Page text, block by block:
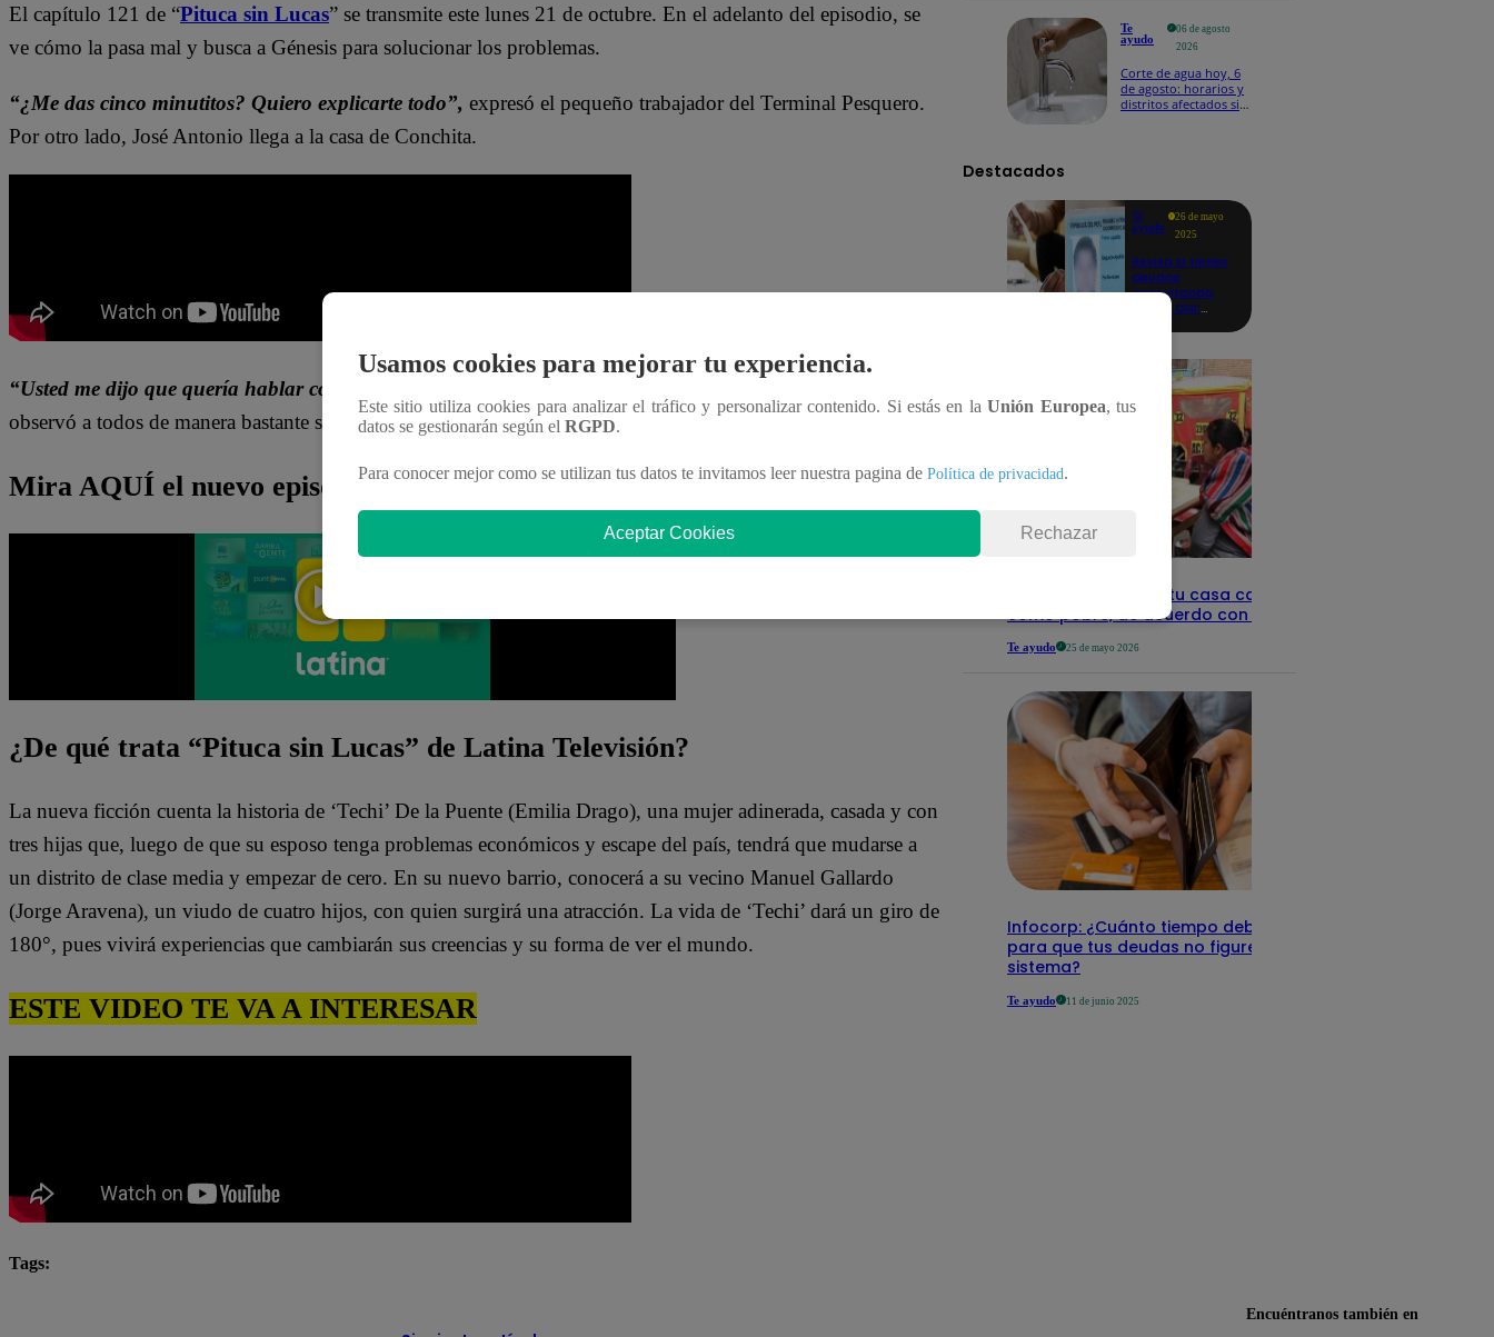
El capítulo 121 de “Pituca sin Lucas” se transmite este lunes 21 de octubre. En el adelanto del episodio, se
ve cómo la pasa mal y busca a Génesis para solucionar los problemas.
“¿Me das cinco minutitos? Quiero explicarte todo”, expresó el pequeño trabajador del Terminal Pesquero.
Por otro lado, José Antonio llega a la casa de Conchita.
“Usted me dijo que quería hablar conmigo, soy todo oídos”,
observó a todos de manera bastante seria.
Mira AQUÍ el nuevo episodio de “Pituca sin Lucas” EN VIVO
¿De qué trata “Pituca sin Lucas” de Latina Televisión?
La nueva ficción cuenta la historia de ‘Techi’ De la Puente (Emilia Drago), una mujer adinerada, casada y con
tres hijas que, luego de que su esposo tenga problemas económicos y escape del país, tendrá que mudarse a
un distrito de clase media y empezar de cero. En su nuevo barrio, conocerá a su vecino Manuel Gallardo
(Jorge Aravena), un viudo de cuatro hijos, con quien surgirá una atracción. La vida de ‘Techi’ dará un giro de
180°, pues vivirá experiencias que cambiarán sus creencias y su forma de ver el mundo.
ESTE VIDEO TE VA A INTERESAR
Tags:
Te
ayudo
06 de agosto
2026
Corte de agua hoy, 6
de agosto: horarios y
distritos afectados sin
Destacados
Te
ayudo
26 de mayo
2025
Revisa si tienes
deudas
consultando
con tu DNI:
detalles
Revisa con tu DNI si tu casa califica
como pobre, de acuerdo con el Sisfoh
Te ayudo 25 de mayo 2026
Infocorp: ¿Cuánto tiempo debe pasar
para que tus deudas no figuren en su
sistema?
Te ayudo 11 de junio 2025
Usamos cookies para mejorar tu experiencia.
Este sitio utiliza cookies para analizar el tráfico y personalizar contenido. Si estás en laUnión Europea, tus
datos se gestionarán según el RGPD.
Para conocer mejor como se utilizan tus datos te invitamos leer nuestra pagina de Política de privacidad.
Aceptar Cookies Rechazar
Encuéntranos también en